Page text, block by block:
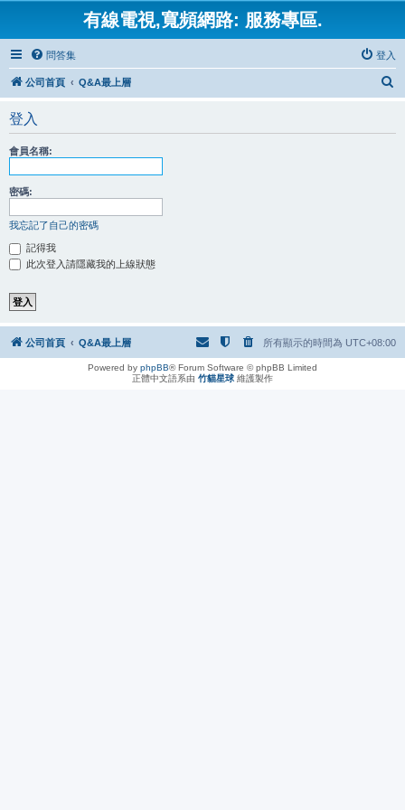
有線電視,寬頻網路: 服務專區.
問答集 登入
公司首頁 Q&A最上層
登入
會員名稱:
密碼:
我忘記了自己的密碼
記得我
此次登入請隱藏我的上線狀態
公司首頁 Q&A最上層 所有顯示的時間為 UTC+08:00
Powered by phpBB® Forum Software © phpBB Limited
正體中文語系由 竹貓星球 維護製作